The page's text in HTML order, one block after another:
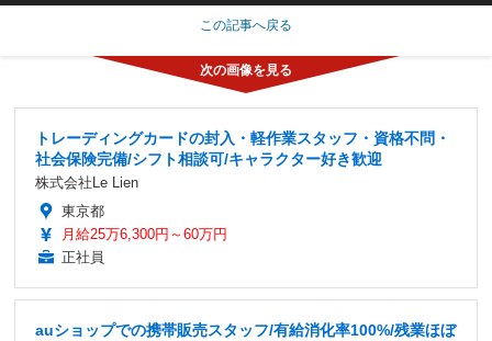
この記事へ戻る
トレーディングカードの封入・軽作業スタッフ・資格不問・
社会保険完備/シフト相談可/キャラクター好き歓迎
株式会社Le Lien
東京都
月給25万6,300円～60万円
正社員
auショップでの携帯販売スタッフ/有給消化率100%/残業ほぼ